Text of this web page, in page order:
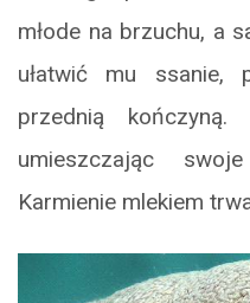
młode na brzuchu, a
ułatwić mu ssanie,
przednią kończyną.
umieszczając
Karmienie mlekiem